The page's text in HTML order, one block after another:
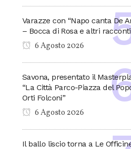
Varazze con “Napo canta De
– Bocca di Rosa e altri
6 Agosto 2026
Savona, presentato il
“La Città Parco-Piazza del
Orti Folconi”
6 Agosto 2026
Il ballo liscio torna a Le